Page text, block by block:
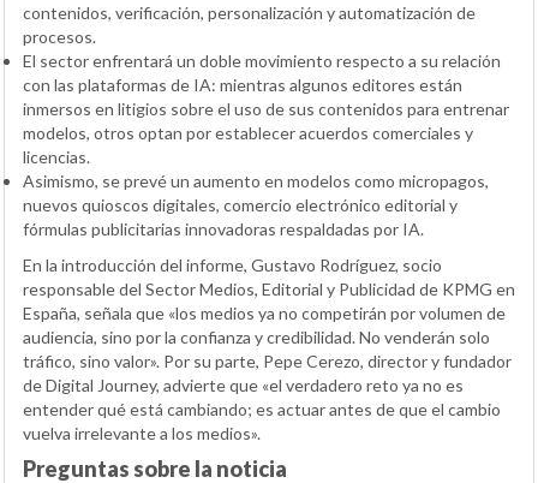
contenidos, verificación, personalización y automatización de
procesos.
El sector enfrentará un doble movimiento respecto a su relación
con las plataformas de IA: mientras algunos editores están
inmersos en litigios sobre el uso de sus contenidos para entrenar
modelos, otros optan por establecer acuerdos comerciales y
licencias.
Asimismo, se prevé un aumento en modelos como micropagos,
nuevos quioscos digitales, comercio electrónico editorial y
fórmulas publicitarias innovadoras respaldadas por IA.
En la introducción del informe, Gustavo Rodríguez, socio
responsable del Sector Medios, Editorial y Publicidad de KPMG en
España, señala que «los medios ya no competirán por volumen de
audiencia, sino por la confianza y credibilidad. No venderán solo
tráfico, sino valor». Por su parte, Pepe Cerezo, director y fundador
de Digital Journey, advierte que «el verdadero reto ya no es
entender qué está cambiando; es actuar antes de que el cambio
vuelva irrelevante a los medios».
Preguntas sobre la noticia